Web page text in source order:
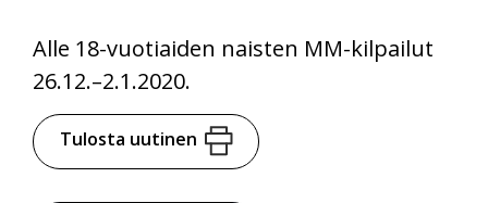
Alle 18-vuotiaiden naisten MM-kilpailut
26.12.–2.1.2020.
Tulosta uutinen